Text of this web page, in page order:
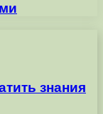
знания